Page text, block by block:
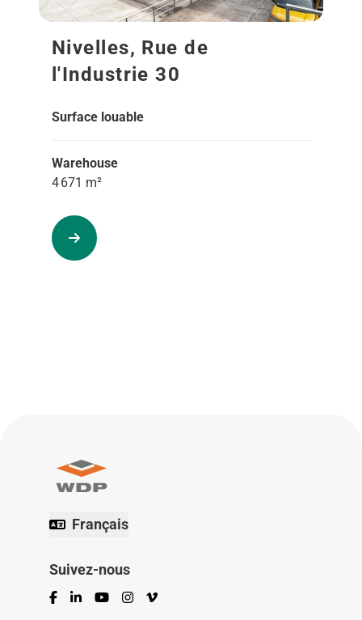
Nivelles, Rue de
l'Industrie 30
Surface louable
Warehouse
4 671 m²
Français
Suivez-nous
Facebook
LinkedInYouTubeInstagram
Vimeo